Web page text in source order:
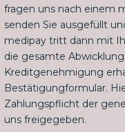
fragen uns nach einem
senden Sie ausgefüllt
medipay tritt dann mit
die gesamte
Kreditgenehmigung
Bestätigungformular.
Zahlungspflicht der
uns freigegeben.